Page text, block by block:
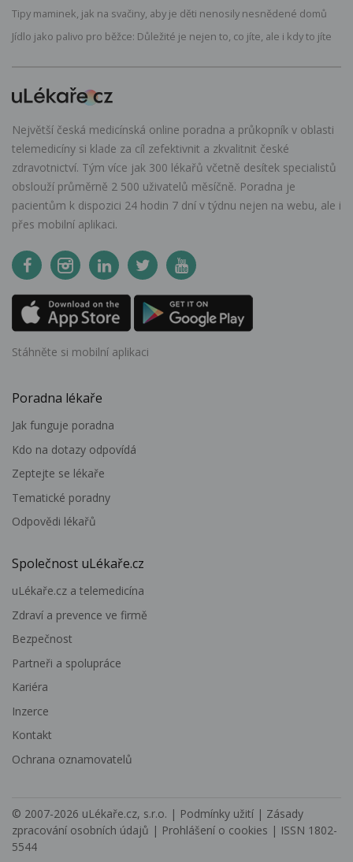
Tipy maminek, jak na svačiny, aby je děti nenosily nesnědené domů
Jídlo jako palivo pro běžce: Důležité je nejen to, co jíte, ale i kdy to jíte
Největší česká medicínská online poradna a průkopník v oblasti
telemedicíny si klade za cíl zefektivnit a zkvalitnit české
zdravotnictví. Tým více jak 300 lékařů včetně desítek specialistů
obslouží průměrně 2 500 uživatelů měsíčně. Poradna je
pacientům k dispozici 24 hodin 7 dní v týdnu nejen na webu, ale i
přes mobilní aplikaci.
Stáhněte si mobilní aplikaci
Poradna lékaře
Jak funguje poradna
Kdo na dotazy odpovídá
Zeptejte se lékaře
Tematické poradny
Odpovědi lékařů
Společnost uLékaře.cz
uLékaře.cz a telemedicína
Zdraví a prevence ve firmě
Bezpečnost
Partneři a spolupráce
Kariéra
Inzerce
Kontakt
Ochrana oznamovatelů
© 2007-2026 uLékaře.cz, s.r.o. | Podmínky užití | Zásady
zpracování osobních údajů | Prohlášení o cookies | ISSN 1802-
5544